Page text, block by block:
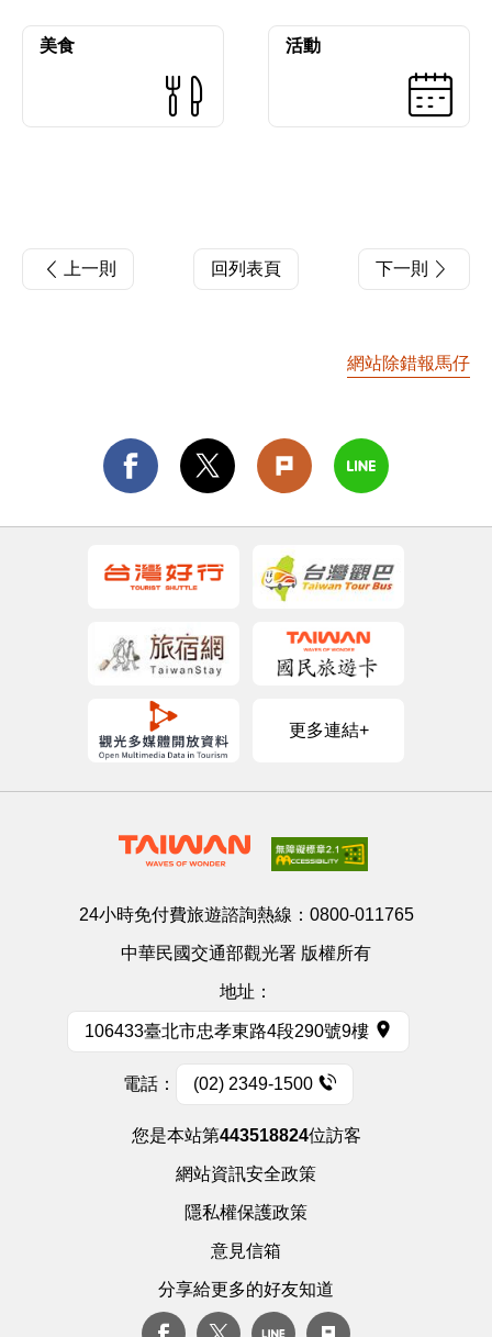
美食 活動
上一則 回列表頁 下一則
網站除錯報馬仔
更多連結+
24小時免付費旅遊諮詢熱線： 0800-011765
中華民國交通部觀光署 版權所有
地址：
106433臺北市忠孝東路4段290號9樓
電話： (02) 2349-1500
您是本站第443518824位訪客
網站資訊安全政策
隱私權保護政策
意見信箱
分享給更多的好友知道